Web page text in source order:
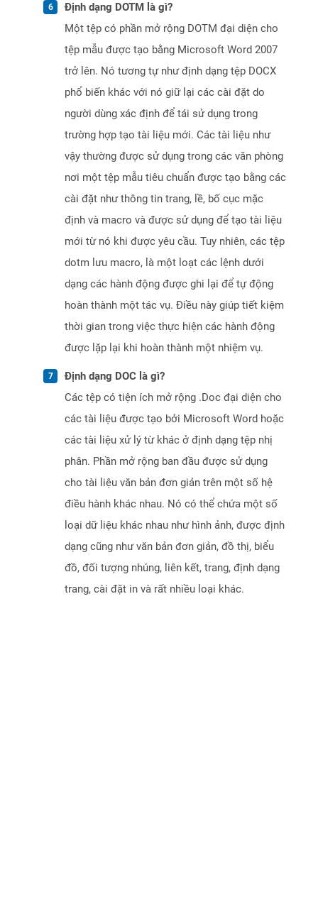
Định dạng DOTM là gì?
Một tệp có phần mở rộng DOTM đại diện cho
tệp mẫu được tạo bằng Microsoft Word 2007
trở lên. Nó tương tự như định dạng tệp DOCX
phổ biến khác với nó giữ lại các cài đặt do
người dùng xác định để tái sử dụng trong
trường hợp tạo tài liệu mới. Các tài liệu như
vậy thường được sử dụng trong các văn phòng
nơi một tệp mẫu tiêu chuẩn được tạo bằng các
cài đặt như thông tin trang, lề, bố cục mặc
định và macro và được sử dụng để tạo tài liệu
mới từ nó khi được yêu cầu. Tuy nhiên, các tệp
dotm lưu macro, là một loạt các lệnh dưới
dạng các hành động được ghi lại để tự động
hoàn thành một tác vụ. Điều này giúp tiết kiệm
thời gian trong việc thực hiện các hành động
được lặp lại khi hoàn thành một nhiệm vụ.
Định dạng DOC là gì?
Các tệp có tiện ích mở rộng .Doc đại diện cho
các tài liệu được tạo bởi Microsoft Word hoặc
các tài liệu xử lý từ khác ở định dạng tệp nhị
phân. Phần mở rộng ban đầu được sử dụng
cho tài liệu văn bản đơn giản trên một số hệ
điều hành khác nhau. Nó có thể chứa một số
loại dữ liệu khác nhau như hình ảnh, được định
dạng cũng như văn bản đơn giản, đồ thị, biểu
đồ, đối tượng nhúng, liên kết, trang, định dạng
trang, cài đặt in và rất nhiều loại khác.